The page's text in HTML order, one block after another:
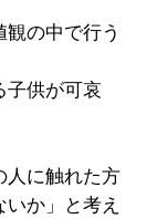
観の中で行う
子供が可哀
に触れた方
か」と考え